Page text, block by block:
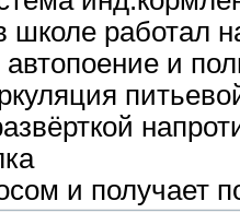
школе работал
автопоение и
и получает